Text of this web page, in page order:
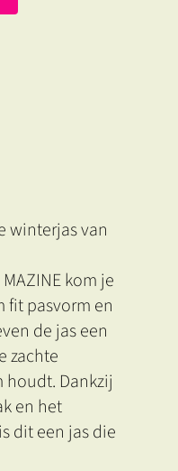
winterjas van
kom je
fit pasvorm en
de jas een
zachte
Dankzij
en het
dit een jas die